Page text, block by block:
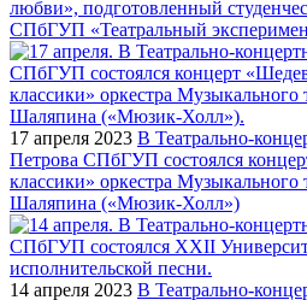
любви», подготовленный
СПбГУП «Театральный
17 апреля 2023 В Театрально-
Петрова СПбГУП состоялся
классики» оркестра
Шаляпина («Мюзик-Холл»)
14 апреля 2023 В Театрально-